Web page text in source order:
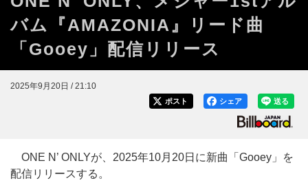
バム『AMAZONIA』リード曲
「Gooey」配信リリース
2025年9月20日 / 21:10
送る
シェア
ポスト
ONE N’ ONLYが、2025年10月20日に新曲「Gooey」を
配信リリースする。